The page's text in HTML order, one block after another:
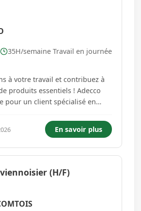
35H/semaine Travail en journée
à votre travail et contribuez à
essentiels ! Adecco
pour un client spécialisé en
industriel reconnu
faire. Pourquoi nous rejoindre
à ...
En savoir plus
(H/F)